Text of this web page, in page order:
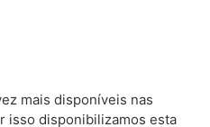
mais disponíveis nas
isso disponibilizamos esta